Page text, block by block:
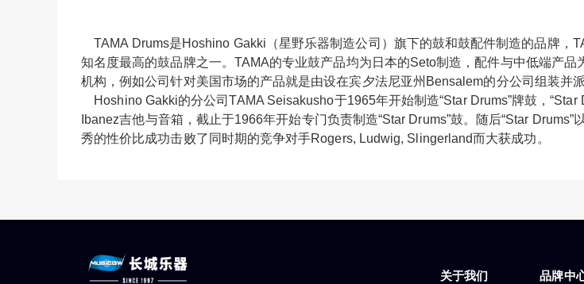
TAMA Drums是Hoshino Gakki（星野乐器制造公司）旗下的鼓和鼓配件制造的品牌，
知名度最高的鼓品牌之一。TAMA的专业鼓产品均为日本的Seto制造，配件与中低端产
机构，例如公司针对美国市场的产品就是由设在宾夕法尼亚州Bensalem的分公司组装并
Hoshino Gakki的分公司TAMA Seisakusho于1965年开始制造“Star Drums”牌鼓，
Ibanez吉他与音箱，截止于1966年开始专门负责制造“Star Drums”鼓。随后“Star
秀的性价比成功击败了同时期的竞争对手Rogers, Ludwig, Slingerland而大获成功。
关于我们 品牌中